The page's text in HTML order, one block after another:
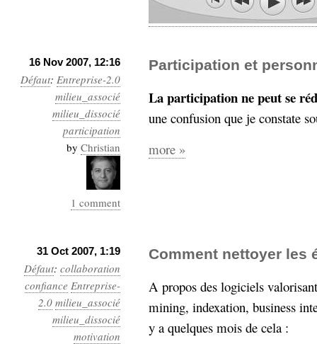
16 Nov 2007, 12:16
Défaut: Entreprise-2.0
milieu_associé
milieu_dissocié
participation
by Christian
1 comment
Participation et
La participation ne peut se
une confusion que je constate
more »
31 Oct 2007, 1:19
Défaut: collaboration
confiance Entreprise-
2.0 milieu_associé
milieu_dissocié
motivation
Comment nettoyer les
A propos des logiciels
mining, indexation, business
y a quelques mois de cela :